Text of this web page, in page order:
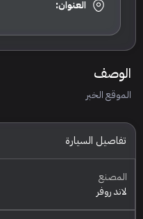
العنوان:
الوصف
الموقع الخبر
تفاصيل السيارة
المصنع
لاند روفر